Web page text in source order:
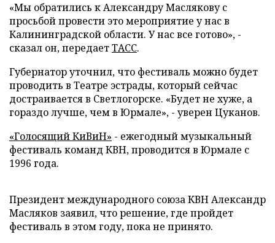
«Мы обратились к Александру Маслякову с
просьбой провести это мероприятие у нас в
Калининградской области. У нас все готово», -
сказал он, передаетТАСС.
Губернатор уточнил, что фестиваль можно будет
проводить в Театре эстрады, который сейчас
достраивается в Светлогорске. «Будет не хуже, а
гораздо лучше, чем в Юрмале», - уверен Цуканов.
«Голосящий КиВиН» - ежегодный музыкальный
фестиваль команд КВН, проводится в Юрмале с
1996 года.
Президент международного союза КВН Александр
Масляков заявил, что решение, где пройдет
фестиваль в этом году, пока не принято.